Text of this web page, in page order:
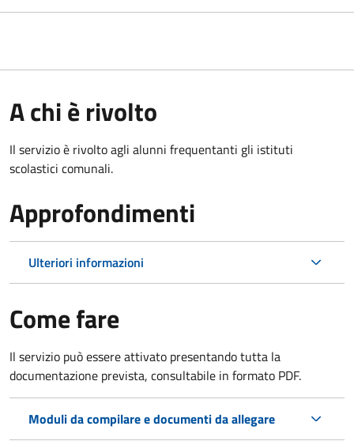
A chi è rivolto
Il servizio è rivolto agli alunni frequentanti gli istituti
scolastici comunali.
Approfondimenti
Ulteriori informazioni
Come fare
Il servizio può essere attivato presentando tutta la
documentazione prevista, consultabile in formato PDF.
Moduli da compilare e documenti da allegare